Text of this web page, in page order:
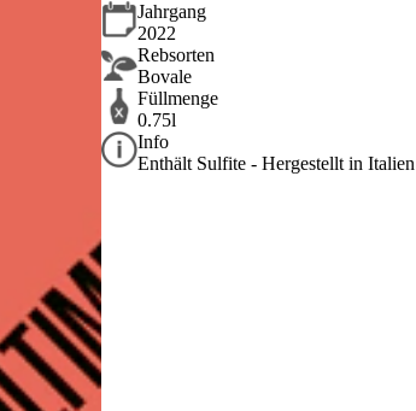
Jahrgang
2022
Rebsorten
Bovale
Füllmenge
0.75l
Info
Enthält Sulfite - Hergestellt in Italien